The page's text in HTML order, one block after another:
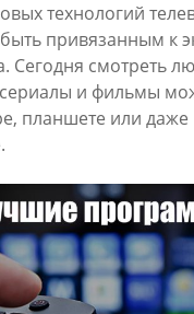
технологий
привязанным к
Сегодня смотреть
и фильмы
планшете или даже